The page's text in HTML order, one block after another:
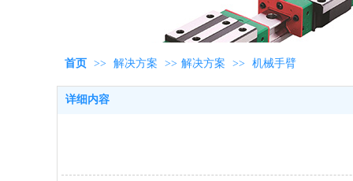
首页 >> 解决方案 >> 解决方案 >> 机械手臂
详细内容